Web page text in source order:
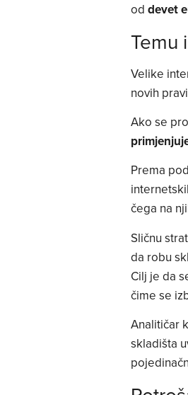
od devet
Temu
Velike
novih
Ako se
Prema
čega na
Sličnu
da robu
Cilj je da
čime se
Analitičar
skladišta